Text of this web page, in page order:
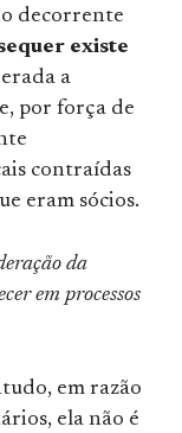
decorrente
existe
a
por força de
contraídas
eram sócios.
da
em processos
em razão
ela não é